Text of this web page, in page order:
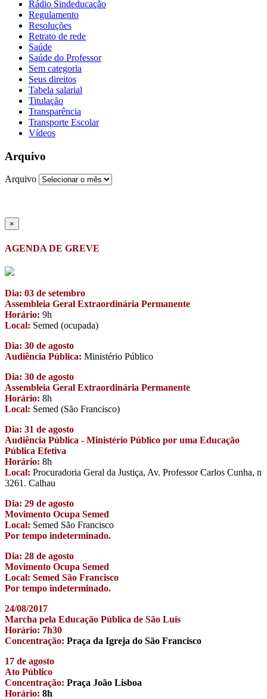
Rádio Sindeducação
Regulamento
Resoluções
Retrato de rede
Saúde
Saúde do Professor
Sem categoria
Seus direitos
Tabela salarial
Titulação
Transparência
Transporte Escolar
Vídeos
Arquivo
Arquivo
×
AGENDA DE GREVE
Dia: 03 de setembro
Assembleia Geral Extraordinária Permanente
Horário: 9h
Local: Semed (ocupada)
Dia: 30 de agosto
Audiência Pública: Ministério Público
Dia: 30 de agosto
Assembleia Geral Extraordinária Permanente
Horário: 8h
Local: Semed (São Francisco)
Dia: 31 de agosto
Audiência Pública - Ministério Público por uma Educação
Pública Efetiva
Horário: 8h
Local: Procuradoria Geral da Justiça, Av. Professor Carlos Cunha, n
3261. Calhau
Dia: 29 de agosto
Movimento Ocupa Semed
Local: Semed São Francisco
Por tempo indeterminado.
Dia: 28 de agosto
Movimento Ocupa Semed
Local: Semed São Francisco
Por tempo indeterminado.
24/08/2017
Marcha pela Educação Pública de São Luís
Horário: 7h30
Concentração: Praça da Igreja do São Francisco
17 de agosto
Ato Público
Concentração: Praça João Lisboa
Horário: 8h